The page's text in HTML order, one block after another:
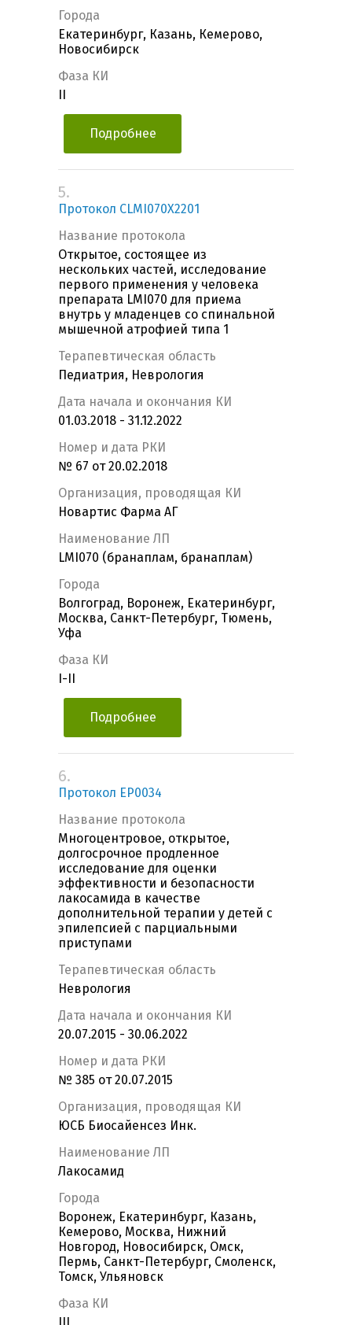
Города
Екатеринбург, Казань, Кемерово,
Новосибирск
Фаза КИ
Подробнее
5.
Протокол CLMI070X2201
Название протокола
Открытое, состоящее из
нескольких частей, исследование
первого применения у человека
препарата LMI070 для приема
внутрь у младенцев со спинальной
мышечной атрофией типа 1
Терапевтическая область
Педиатрия, Неврология
Дата начала и окончания КИ
01.03.2018 - 31.12.2022
Номер и дата РКИ
№ 67 от 20.02.2018
Организация, проводящая КИ
Новартис Фарма АГ
Наименование ЛП
LMI070 (бранаплам, бранаплам)
Города
Волгоград, Воронеж, Екатеринбург,
Москва, Санкт-Петербург, Тюмень,
Уфа
Фаза КИ
I-II
Подробнее
6.
Протокол EP0034
Название протокола
Многоцентровое, открытое,
долгосрочное продленное
исследование для оценки
эффективности и безопасности
лакосамида в качестве
дополнительной терапии у детей с
эпилепсией с парциальными
приступами
Терапевтическая область
Неврология
Дата начала и окончания КИ
20.07.2015 - 30.06.2022
Номер и дата РКИ
№ 385 от 20.07.2015
Организация, проводящая КИ
ЮСБ Биосайенсез Инк.
Наименование ЛП
Лакосамид
Города
Воронеж, Екатеринбург, Казань,
Кемерово, Москва, Нижний
Новгород, Новосибирск, Омск,
Пермь, Санкт-Петербург, Смоленск,
Томск, Ульяновск
Фаза КИ